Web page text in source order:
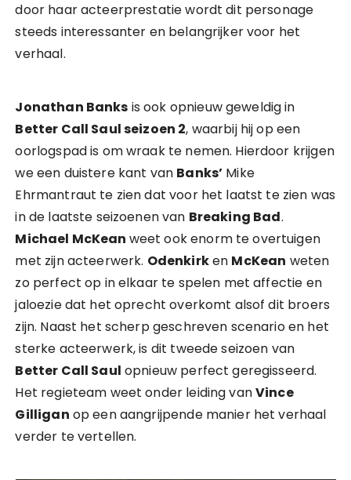
door haar acteerprestatie wordt dit personage
steeds interessanter en belangrijker voor het
verhaal.
Jonathan Banks is ook opnieuw geweldig in
Better Call Saul seizoen 2, waarbij hij op een
oorlogspad is om wraak te nemen. Hierdoor krijgen
we een duistere kant van Banks’ Mike
Ehrmantraut te zien dat voor het laatst te zien was
in de laatste seizoenen van Breaking Bad.
Michael McKean weet ook enorm te overtuigen
met zijn acteerwerk. Odenkirken McKean weten
zo perfect op in elkaar te spelen met affectie en
jaloezie dat het oprecht overkomt alsof dit broers
zijn. Naast het scherp geschreven scenario en het
sterke acteerwerk, is dit tweede seizoen van
Better Call Saul opnieuw perfect geregisseerd.
Het regieteam weet onder leiding vanVince
Gilligan op een aangrijpende manier het verhaal
verder te vertellen.